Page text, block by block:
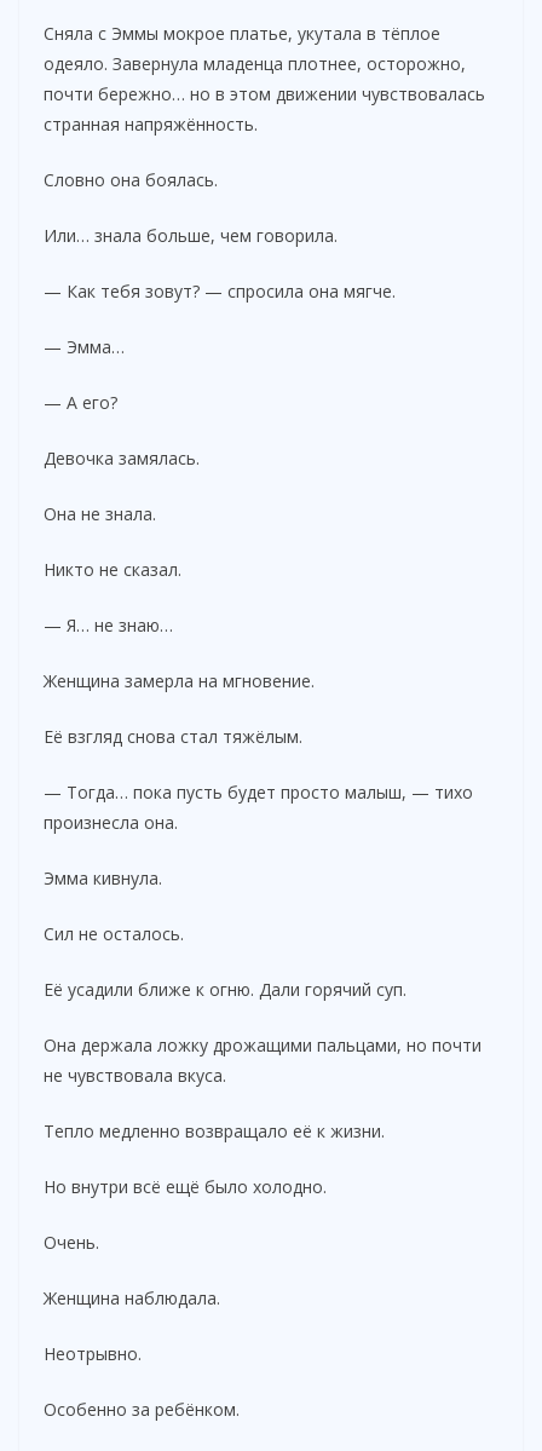
Сняла с Эммы мокрое платье, укутала в тёплое
одеяло. Завернула младенца плотнее, осторожно,
почти бережно… но в этом движении чувствовалась
странная напряжённость.
Словно она боялась.
Или… знала больше, чем говорила.
— Как тебя зовут? — спросила она мягче.
— Эмма…
— А его?
Девочка замялась.
Она не знала.
Никто не сказал.
— Я… не знаю…
Женщина замерла на мгновение.
Её взгляд снова стал тяжёлым.
— Тогда… пока пусть будет просто малыш, — тихо
произнесла она.
Эмма кивнула.
Сил не осталось.
Её усадили ближе к огню. Дали горячий суп.
Она держала ложку дрожащими пальцами, но почти
не чувствовала вкуса.
Тепло медленно возвращало её к жизни.
Но внутри всё ещё было холодно.
Очень.
Женщина наблюдала.
Неотрывно.
Особенно за ребёнком.